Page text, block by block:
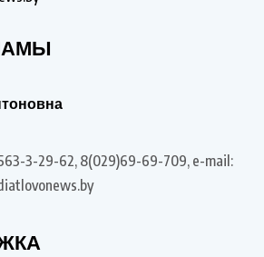
3-29-62, 8(029)69-69-709, e-mail: